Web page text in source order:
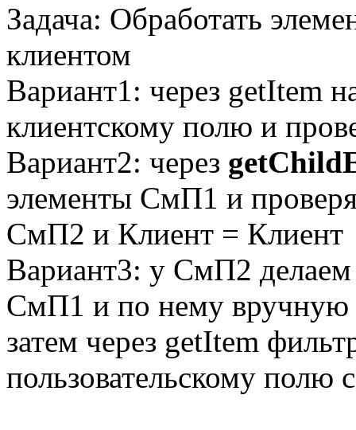
Задача: Обработать
клиентом
Вариант1: через getItem
клиентскому полю и
Вариант2: через
элементы СмП1 и
СмП2 и Клиент = Клиент
Вариант3: у СмП2 делаем
СмП1 и по нему вручную
затем через getItem
пользовательскому полю